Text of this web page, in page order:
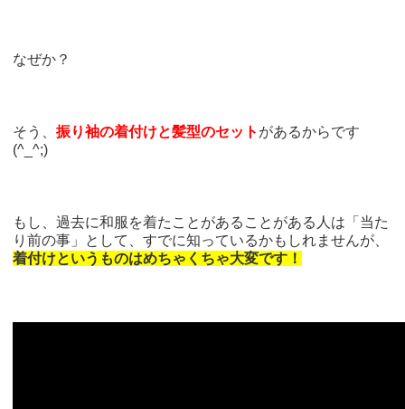
なぜか？
そう、振り袖の着付けと髪型のセット があるからです
(^_^;)
もし、過去に和服を着たことがあることがある人は「当た
り前の事」として、すでに知っているかもしれませんが、
着付けというものはめちゃくちゃ大変です！